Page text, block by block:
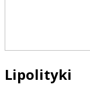
Lipolityki